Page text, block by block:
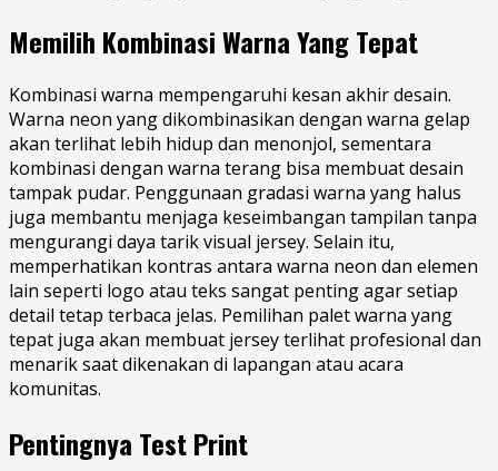
Memilih Kombinasi Warna Yang Tepat
Kombinasi warna mempengaruhi kesan akhir desain.
Warna neon yang dikombinasikan dengan warna gelap
akan terlihat lebih hidup dan menonjol, sementara
kombinasi dengan warna terang bisa membuat desain
tampak pudar. Penggunaan gradasi warna yang halus
juga membantu menjaga keseimbangan tampilan tanpa
mengurangi daya tarik visual jersey. Selain itu,
memperhatikan kontras antara warna neon dan elemen
lain seperti logo atau teks sangat penting agar setiap
detail tetap terbaca jelas. Pemilihan palet warna yang
tepat juga akan membuat jersey terlihat profesional dan
menarik saat dikenakan di lapangan atau acara
komunitas.
Pentingnya Test Print